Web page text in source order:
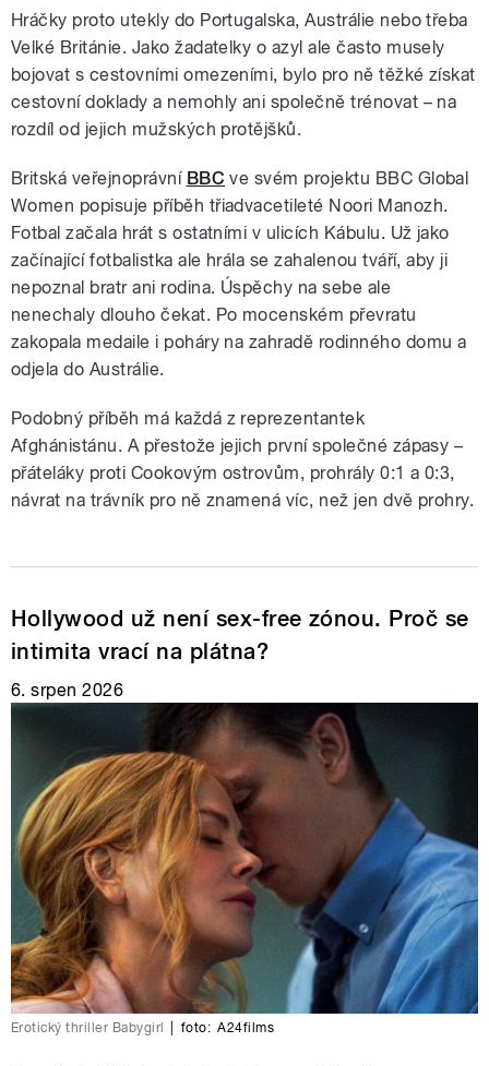
Hráčky proto utekly do Portugalska, Austrálie nebo třeba
Velké Británie. Jako žadatelky o azyl ale často musely
bojovat s cestovními omezeními, bylo pro ně těžké získat
cestovní doklady a nemohly ani společně trénovat – na
rozdíl od jejich mužských protějšků.
Britská veřejnoprávní BBC ve svém projektu BBC Global
Women popisuje příběh třiadvacetileté Noori Manozh.
Fotbal začala hrát s ostatními v ulicích Kábulu. Už jako
začínající fotbalistka ale hrála se zahalenou tváří, aby ji
nepoznal bratr ani rodina. Úspěchy na sebe ale
nenechaly dlouho čekat. Po mocenském převratu
zakopala medaile i poháry na zahradě rodinného domu a
odjela do Austrálie.
Podobný příběh má každá z reprezentantek
Afghánistánu. A přestože jejich první společné zápasy –
přáteláky proti Cookovým ostrovům, prohrály 0:1 a 0:3,
návrat na trávník pro ně znamená víc, než jen dvě prohry.
Hollywood už není sex-free zónou. Proč se
intimita vrací na plátna?
6. srpen 2026
Erotický thriller Babygirl foto: A24films